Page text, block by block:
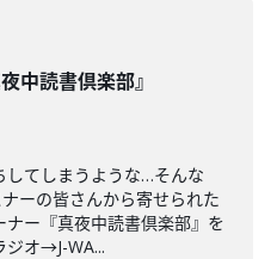
中読書倶楽部』
してしまうような…そんな
ーの皆さんから寄せられた
ー『真夜中読書倶楽部』を
オ→J-WA...